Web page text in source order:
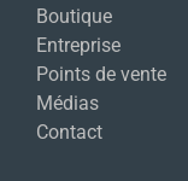
Boutique
Entreprise
Points de vente
Médias
Contact